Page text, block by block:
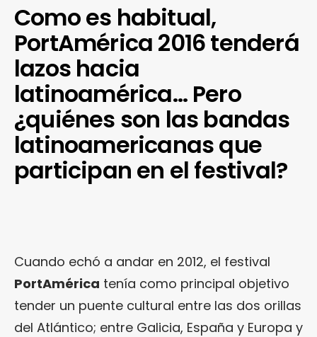
Como es habitual,
PortAmérica 2016 tenderá
lazos hacia
latinoamérica… Pero
¿quiénes son las bandas
latinoamericanas que
participan en el festival?
Cuando echó a andar en 2012, el festival
PortAmérica tenía como principal objetivo
tender un puente cultural entre las dos orillas
del Atlántico; entre Galicia, España y Europa y